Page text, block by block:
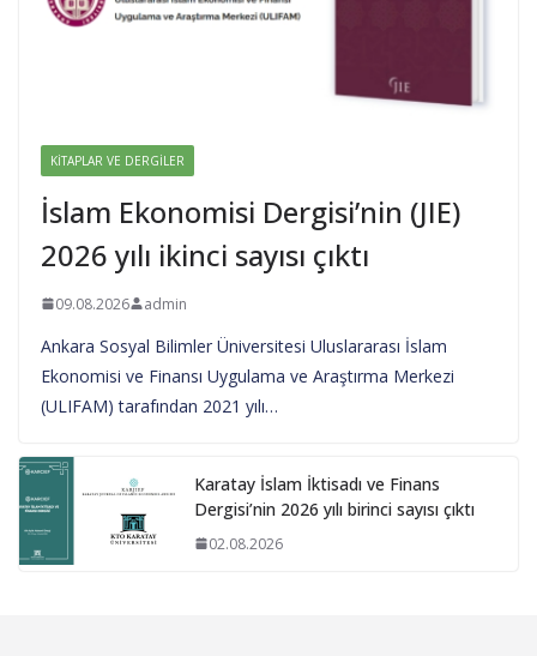
KITAPLAR VE DERGILER
İslam Ekonomisi Dergisi’nin (JIE)
2026 yılı ikinci sayısı çıktı
09.08.2026 admin
Ankara Sosyal Bilimler Üniversitesi Uluslararası İslam
Ekonomisi ve Finansı Uygulama ve Araştırma Merkezi
(ULIFAM) tarafından 2021 yılı…
Karatay İslam İktisadı ve Finans
Dergisi’nin 2026 yılı birinci sayısı çıktı
02.08.2026